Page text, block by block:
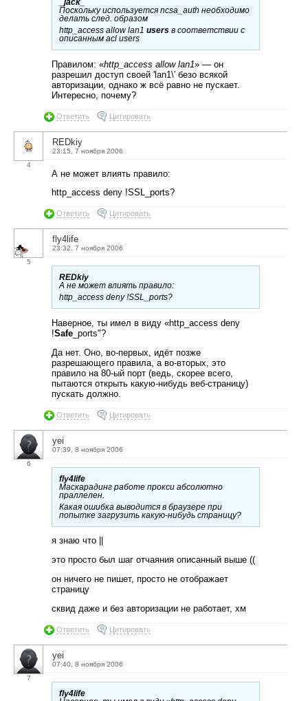
_jack_
Поскольку используется ncsa_auth необходимо
делать след. образом
http_access allow lan1 users в соответствии с
описанным acl users
Правилом: «http_access allow lan1» — он
разрешил доступ своей 'lan1\′ безо всякой
авторизации, однако ж всё равно не пускает.
Интересно, почему?
Ответить Цитировать
4
REDkiy
23:15, 7 ноября 2006
А не может влиять правило:
http_access deny !SSL_ports?
Ответить Цитировать
5
fly4life
23:32, 7 ноября 2006
REDkiy
А не может влиять правило:
http_access deny !SSL_ports?
Наверное, ты имел в виду «http_access deny
!Safe _ports"?
Да нет. Оно, во-первых, идёт позже
разрешающего правила, а во-вторых, это
правило на 80-ый порт (ведь, скорее всего,
пытаются открыть какую-нибудь веб-страницу)
пускать должно.
Ответить Цитировать
6
yei
07:39, 8 ноября 2006
fly4life
Маскарадинг работе прокси абсолютно
праллелен.
Какая ошибка выводится в браузере при
попытке загрузить какую-нибудь страницу?
я знаю что ||
это просто был шаг отчаяния описанный выше ((
он ничего не пишет, просто не отображает
страницу
сквид даже и без авторизации не работает, хм
Ответить Цитировать
7
yei
07:40, 8 ноября 2006
fly4life